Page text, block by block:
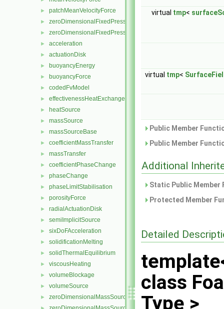
► patchMeanVelocityForce
► zeroDimensionalFixedPressureConstraint
► zeroDimensionalFixedPressureModel
► acceleration
► actuationDisk
► buoyancyEnergy
► buoyancyForce
► codedFvModel
► effectivenessHeatExchanger
► heatSource
► massSource
► massSourceBase
► coefficientMassTransfer
► massTransfer
► coefficientPhaseChange
► phaseChange
► phaseLimitStabilisation
► porosityForce
► radialActuationDisk
► semiImplicitSource
► sixDoFAcceleration
► solidificationMelting
► solidThermalEquilibrium
► viscousHeating
► volumeBlockage
► volumeSource
► zeroDimensionalMassSource
virtual tmp<
virtual tmp<
Public Member
Public Member
Additional
Static Public
Protected Member
Detailed
class
Type >